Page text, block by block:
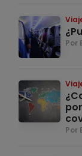
Por
Por